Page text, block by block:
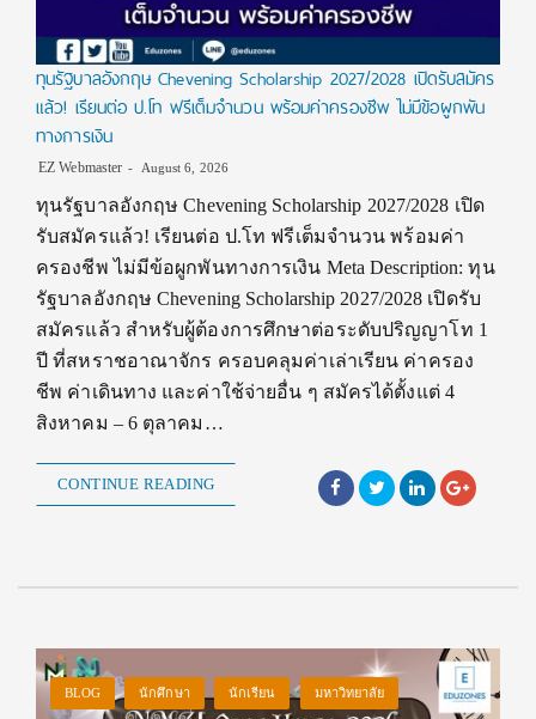
ทุนรัฐบาลอังกฤษ Chevening Scholarship 2027/2028 เปิดรับสมัคร
แล้ว! เรียนต่อ ป.โท ฟรีเต็มจำนวน พร้อมค่าครองชีพ ไม่มีข้อผูกพัน
ทางการเงิน
EZ Webmaster August 6, 2026
ทุนรัฐบาลอังกฤษ Chevening Scholarship 2027/2028 เปิด
รับสมัครแล้ว! เรียนต่อ ป.โท ฟรีเต็มจำนวน พร้อมค่า
ครองชีพ ไม่มีข้อผูกพันทางการเงิน Meta Description: ทุน
รัฐบาลอังกฤษ Chevening Scholarship 2027/2028 เปิดรับ
สมัครแล้ว สำหรับผู้ต้องการศึกษาต่อระดับปริญญาโท 1
ปี ที่สหราชอาณาจักร ครอบคลุมค่าเล่าเรียน ค่าครอง
ชีพ ค่าเดินทาง และค่าใช้จ่ายอื่น ๆ สมัครได้ตั้งแต่ 4
สิงหาคม – 6 ตุลาคม…
CONTINUE READING
BLOG นักศึกษา นักเรียน มหาวิทยาลัย